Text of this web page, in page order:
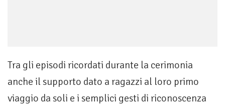
Tra gli episodi ricordati durante la cerimonia
anche il supporto dato a ragazzi al loro primo
viaggio da soli e i semplici gesti di riconoscenza